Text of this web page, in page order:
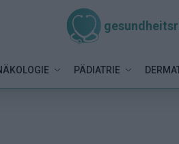
PÄDIATRIE